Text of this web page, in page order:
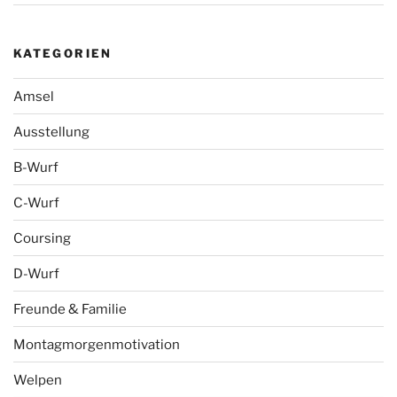
KATEGORIEN
Amsel
Ausstellung
B-Wurf
C-Wurf
Coursing
D-Wurf
Freunde & Familie
Montagmorgenmotivation
Welpen